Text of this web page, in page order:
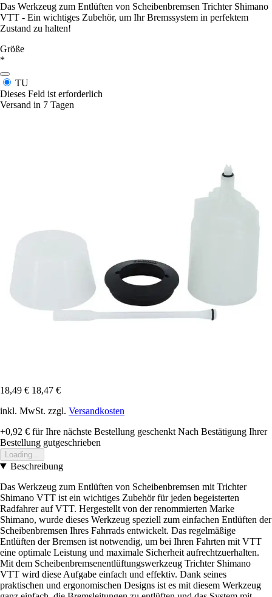
Das Werkzeug zum Entlüften von Scheibenbremsen Trichter Shimano
VTT - Ein wichtiges Zubehör, um Ihr Bremssystem in perfektem
Zustand zu halten!
Größe
*
TU
Dieses Feld ist erforderlich
Versand in 7 Tagen
18,49 € 18,47 €
inkl. MwSt. zzgl. Versandkosten
+0,92 € für Ihre nächste Bestellung geschenkt Nach Bestätigung Ihrer
Bestellung gutgeschrieben
Loading...
Beschreibung
Das Werkzeug zum Entlüften von Scheibenbremsen mit Trichter
Shimano VTT ist ein wichtiges Zubehör für jeden begeisterten
Radfahrer auf VTT. Hergestellt von der renommierten Marke
Shimano, wurde dieses Werkzeug speziell zum einfachen Entlüften der
Scheibenbremsen Ihres Fahrrads entwickelt. Das regelmäßige
Entlüften der Bremsen ist notwendig, um bei Ihren Fahrten mit VTT
eine optimale Leistung und maximale Sicherheit aufrechtzuerhalten.
Mit dem Scheibenbremsenentlüftungswerkzeug Trichter Shimano
VTT wird diese Aufgabe einfach und effektiv. Dank seines
praktischen und ergonomischen Designs ist es mit diesem Werkzeug